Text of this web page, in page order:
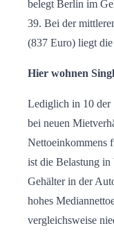
belegt Berlin im
39. Bei der
(837 Euro) liegt
Hier wohnen
Lediglich in 10 der
bei neuen
Nettoeinkommens
ist die Belastung
Gehälter in der
hohes
vergleichsweise